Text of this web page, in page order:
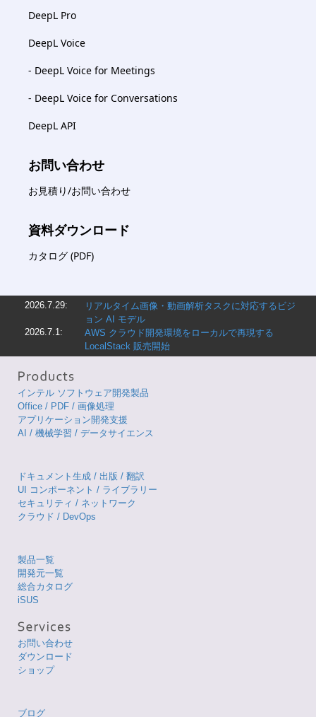
DeepL Pro
DeepL Voice
- DeepL Voice for Meetings
- DeepL Voice for Conversations
DeepL API
お問い合わせ
お見積り/お問い合わせ
資料ダウンロード
カタログ (PDF)
2026.7.29:
リアルタイム画像・動画解析タスクに対応するビジ
ョン AI モデル
2026.7.1:
AWS クラウド開発環境をローカルで再現する
LocalStack 販売開始
インテル ソフトウェア開発製品
Office / PDF / 画像処理
アプリケーション開発支援
AI / 機械学習 / データサイエンス
ドキュメント生成 / 出版 / 翻訳
UI コンポーネント / ライブラリー
セキュリティ / ネットワーク
クラウド / DevOps
製品一覧
開発元一覧
総合カタログ
iSUS
お問い合わせ
ダウンロード
ショップ
ブログ